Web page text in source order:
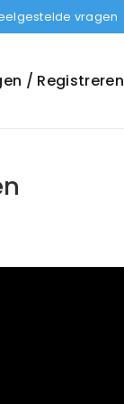
vragen
/ Registreren